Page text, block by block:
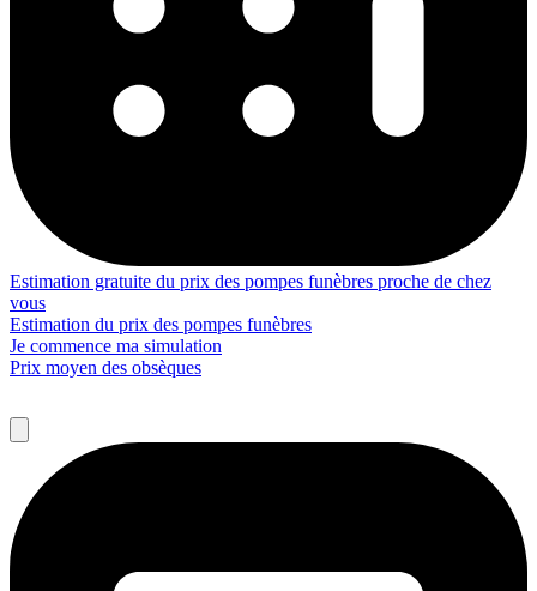
Estimation gratuite du prix des pompes funèbres proche de chez
vous
Estimation du prix des pompes funèbres
Je commence ma simulation
Prix moyen des obsèques